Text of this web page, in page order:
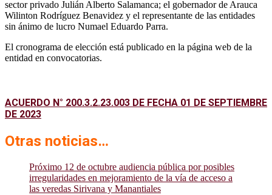
sector privado Julián Alberto Salamanca; el gobernador de Arauca
Wilinton Rodríguez Benavidez y el representante de las entidades
sin ánimo de lucro Numael Eduardo Parra.
El cronograma de elección está publicado en la página web de la
entidad en convocatorias.
ACUERDO N° 200.3.2.23.003 DE FECHA 01 DE SEPTIEMBRE
DE 2023
Otras noticias…
Próximo 12 de octubre audiencia pública por posibles
irregularidades en mejoramiento de la vía de acceso a
las veredas Sirivana y Manantiales